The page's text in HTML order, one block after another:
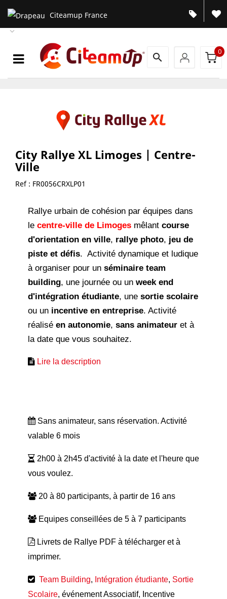
Citeamup France

search
0
City Rallye XL Limoges | Centre-
Ville
Ref : FR0056CRXLP01
Rallye urbain de cohésion par équipes dans
le centre-ville de Limoges mêlant course
d'orientation en ville, rallye photo, jeu de
piste et défis. Activité dynamique et ludique
à organiser pour un séminaire team
building, une journée ou un week end
d'intégration étudiante, une sortie scolaire
ou un incentive en entreprise. Activité
réalisé en autonomie, sans animateur et à
la date que vous souhaitez.
Lire la description
Sans animateur, sans réservation. Activité
valable 6 mois
2h00 à 2h45 d'activité à la date et l'heure que
vous voulez.
20 à 80 participants, à partir de 16 ans
Equipes conseillées de 5 à 7 participants
Livrets de Rallye PDF à télécharger et à
imprimer.
Team Building, Intégration étudiante, Sortie
Scolaire, événement Associatif, Incentive